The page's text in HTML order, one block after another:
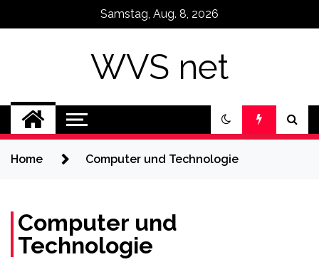
Samstag, Aug. 8, 2026
WVS net
Home Computer und Technologie
Computer und
Technologie